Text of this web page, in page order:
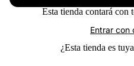
Esta tienda contará con
Entrar con
¿Esta tienda es